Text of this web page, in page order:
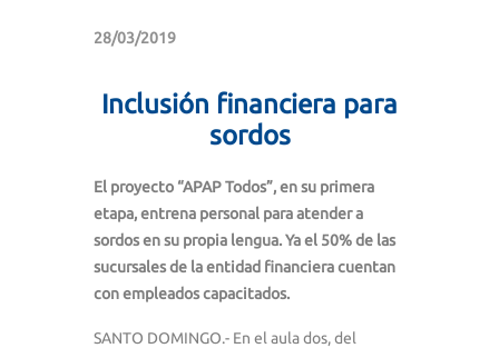
28/03/2019
Inclusión financiera para
sordos
El proyecto “APAP Todos”, en su primera
etapa, entrena personal para atender a
sordos en su propia lengua. Ya el 50% de las
sucursales de la entidad financiera cuentan
con empleados capacitados.
SANTO DOMINGO.- En el aula dos, del